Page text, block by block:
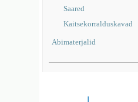
Saared
Kaitsekorralduskavad
Abimaterjalid